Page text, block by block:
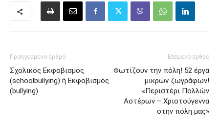
Προηγούμενο άρθρο
Σχολικός Εκφοβισμός
(schoolbullying) ή Εκφοβισμός
(bullying)
Επόμενο άρθρο
Φωτίζουν την πόλη! 52 έργα
μικρών ζωγράφων!
«Περιστέρι Πολλών
Αστέρων – Χριστούγεννα
στην πόλη μας»